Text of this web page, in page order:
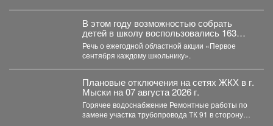
В этом году возможностью собрать
детей в школу воспользовались 163
малообеспеченные семьи
Междуреченска.
Речь о ежегодной областной акции «Первое
сентября каждому школьнику».
Плановые отключения на сетях ЖКХ в г.
Мыски на 07 августа 2026 г.
Горячее водоснабжение Ремонтные работы по
замене участка трубопровода ТК 91 в сторону